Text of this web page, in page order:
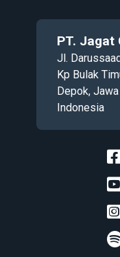
PT. Jagat
Jl.
Kp Bulak
Depok,
Indonesia